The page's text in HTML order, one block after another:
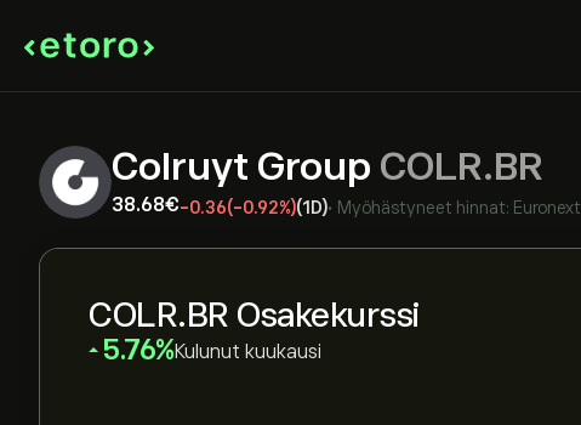
Colruyt Group COLR.BR
38.68‎€‎-0.36(-0.92%)(1D)• Myöhästyneet hinnat: Euronext
COLR.BR Osakekurssi
‎5.76‎ Kulunut kuukausi